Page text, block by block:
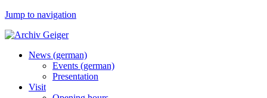
Jump to navigation
News (german)
Events (german)
Presentation
Visit